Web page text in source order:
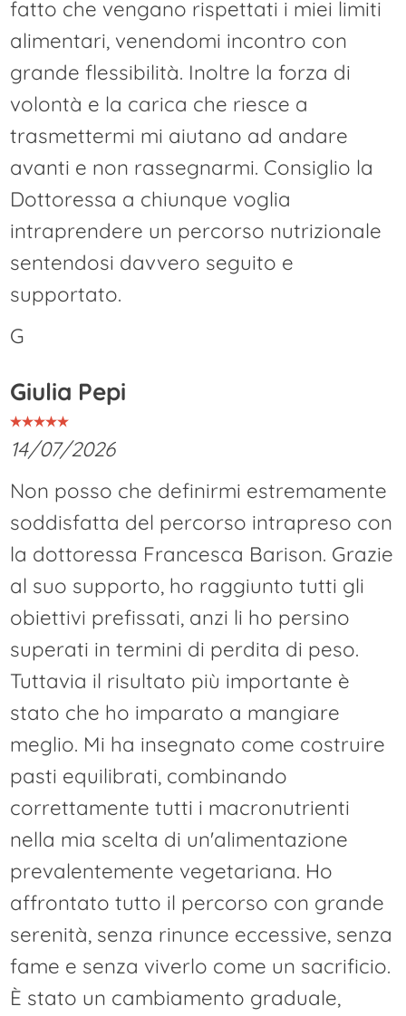
fatto che vengano rispettati i miei limiti
alimentari, venendomi incontro con
grande flessibilità. Inoltre la forza di
volontà e la carica che riesce a
trasmettermi mi aiutano ad andare
avanti e non rassegnarmi. Consiglio la
Dottoressa a chiunque voglia
intraprendere un percorso nutrizionale
sentendosi davvero seguito e
supportato.
G
Giulia Pepi
14/07/2026
Non posso che definirmi estremamente
soddisfatta del percorso intrapreso con
la dottoressa Francesca Barison. Grazie
al suo supporto, ho raggiunto tutti gli
obiettivi prefissati, anzi li ho persino
superati in termini di perdita di peso.
Tuttavia il risultato più importante è
stato che ho imparato a mangiare
meglio. Mi ha insegnato come costruire
pasti equilibrati, combinando
correttamente tutti i macronutrienti
nella mia scelta di un'alimentazione
prevalentemente vegetariana. Ho
affrontato tutto il percorso con grande
serenità, senza rinunce eccessive, senza
fame e senza viverlo come un sacrificio.
È stato un cambiamento graduale,